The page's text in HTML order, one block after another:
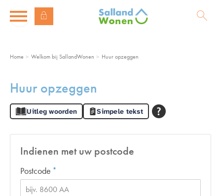
Naar de homepage
Ga naar Hoofd
Home Welkom bij SallandWonen Huur opzeggen
Huur opzeggen
Uitleg woorden Simpele tekst
Indienen met uw postcode
Postcode *